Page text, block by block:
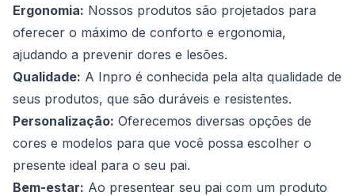
Ergonomia: Nossos produtos são projetados para
oferecer o máximo de conforto e ergonomia,
ajudando a prevenir dores e lesões.
Qualidade: A Inpro é conhecida pela alta qualidade de
seus produtos, que são duráveis e resistentes.
Personalização: Oferecemos diversas opções de
cores e modelos para que você possa escolher o
presente ideal para o seu pai.
Bem-estar: Ao presentear seu pai com um produto